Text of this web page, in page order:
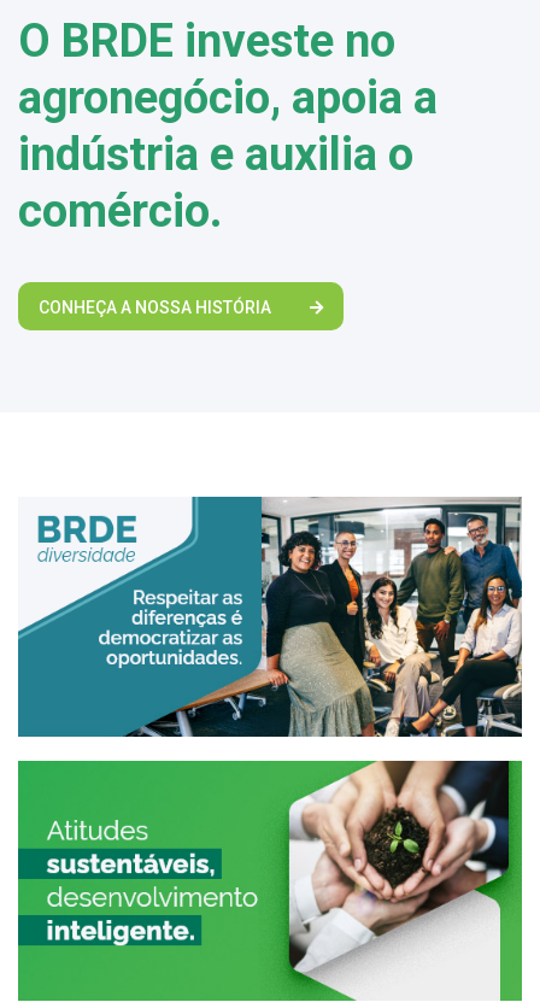
O BRDE investe no
agronegócio, apoia a
indústria e auxilia o
comércio.
CONHEÇA A NOSSA HISTÓRIA